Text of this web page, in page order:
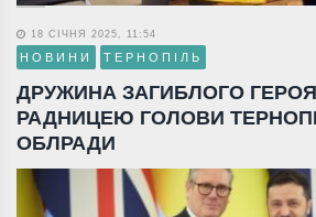
18 СІЧНЯ 2025, 11:54
НОВИНИ ТЕРНОПІЛЬ
ДРУЖИНА ЗАГИБЛОГО
РАДНИЦЕЮ ГОЛОВИ
ОБЛРАДИ